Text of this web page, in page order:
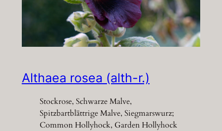
Althaea rosea (alth-r.)
Stockrose, Schwarze Malve,
Spitzbartblättrige Malve, Siegmarswurz;
Common Hollyhock, Garden Hollyhock